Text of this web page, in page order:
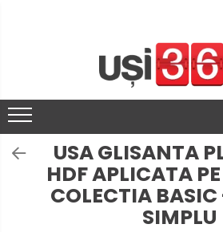
USA GLISANTA
HDF APLICATA
COLECTIA
SIMPLU